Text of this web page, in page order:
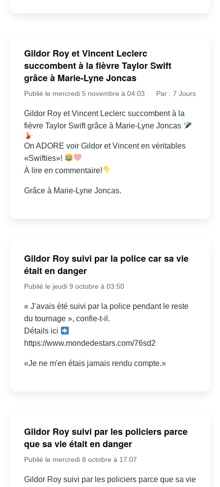
Gildor Roy et Vincent Leclerc
succombent à la fièvre Taylor Swift
grâce à Marie-Lyne Joncas
Publié le mercredi 5 novembre à 04:03 Par : 7 Jours
Gildor Roy et Vincent Leclerc succombent à la
fièvre Taylor Swift grâce à Marie-Lyne Joncas
On ADORE voir Gildor et Vincent en véritables
«Swifties»!
À lire en commentaire!
Grâce à Marie-Lyne Joncas.
Gildor Roy suivi par la police car sa vie
était en danger
Publié le jeudi 9 octobre à 03:50
« J’avais été suivi par la police pendant le reste
du tournage », confie-t-il.
Détails ici
https://www.mondedestars.com/76sd2
«Je ne m'en étais jamais rendu compte.»
Gildor Roy suivi par les policiers parce
que sa vie était en danger
Publié le mercredi 8 octobre à 17:07
Gildor Roy suivi par les policiers parce que sa vie